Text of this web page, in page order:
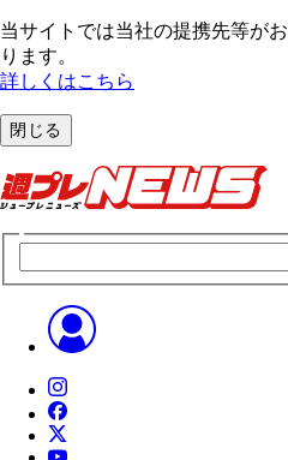
当サイトでは当社の提携先等が
ります。
詳しくはこちら
閉じる